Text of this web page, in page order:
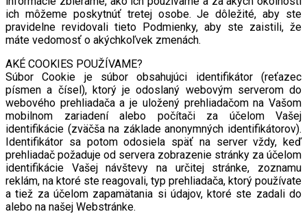
ich môžeme poskytnúť tretej osobe. Je dôležité, aby ste
pravidelne revidovali tieto Podmienky, aby ste zaistili, že
máte vedomosť o akýchkoľvek zmenách.
AKÉ COOKIES POUŽÍVAME?
Súbor Cookie je súbor obsahujúci identifikátor (reťazec
písmen a čísel), ktorý je odoslaný webovým serverom do
webového prehliadača a je uložený prehliadačom na Vašom
mobilnom zariadení alebo počítači za účelom Vašej
identifikácie (zväčša na základe anonymných identifikátorov).
Identifikátor sa potom odosiela späť na server vždy, keď
prehliadač požaduje od servera zobrazenie stránky za účelom
identifikácie Vašej návštevy na určitej stránke, zoznamu
reklám, na ktoré ste reagovali, typ prehliadača, ktorý používate
a tiež za účelom zapamätania si údajov, ktoré ste zadali do
alebo na našej Webstránke.